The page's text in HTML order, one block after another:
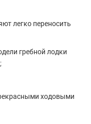
легко переносить
гребной лодки
ходовыми